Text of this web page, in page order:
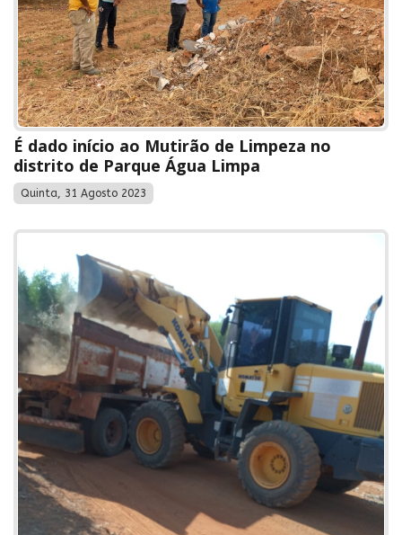
É dado início ao Mutirão de Limpeza no
distrito de Parque Água Limpa
Quinta, 31 Agosto 2023